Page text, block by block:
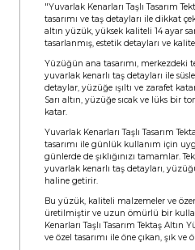
"Yuvarlak Kenarları Taşlı Tasarım
tasarımı ve taş detayları ile dikkat
altın yüzük, yüksek kaliteli 14 ayar
tasarlanmış, estetik detayları ve
Yüzüğün ana tasarımı, merkezdeki
yuvarlak kenarlı taş detayları ile
detaylar, yüzüğe ışıltı ve zarafet
Sarı altın, yüzüğe sıcak ve lüks bir
katar.
Yuvarlak Kenarları Taşlı Tasarım
tasarımı ile günlük kullanım için
günlerde de şıklığınızı tamamlar.
yuvarlak kenarlı taş detayları,
haline getirir.
Bu yüzük, kaliteli malzemeler ve
üretilmiştir ve uzun ömürlü bir
Kenarları Taşlı Tasarım Tektaş Altın
ve özel tasarımı ile öne çıkan, şık